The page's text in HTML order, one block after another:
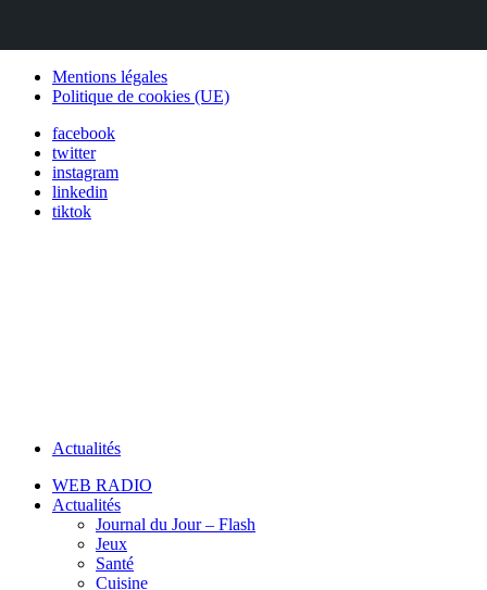
Mentions légales
Politique de cookies (UE)
facebook
twitter
instagram
linkedin
tiktok
Actualités
WEB RADIO
Actualités
Journal du Jour – Flash
Jeux
Santé
Cuisine